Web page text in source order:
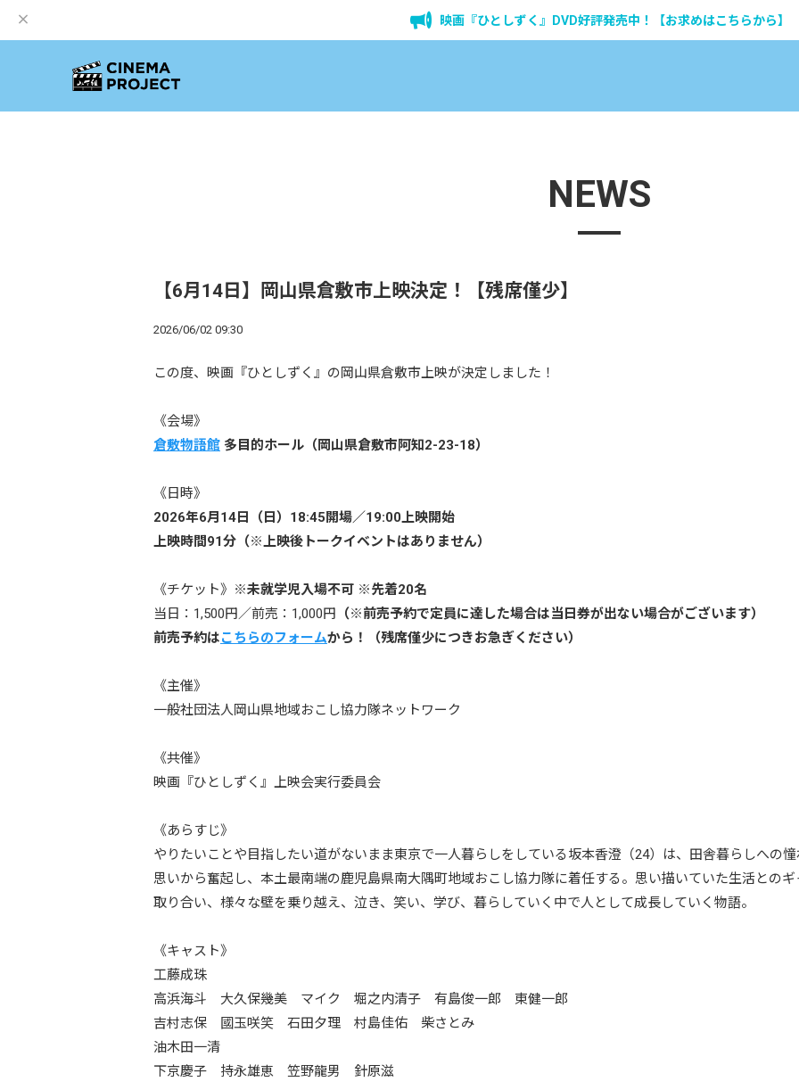
映画『ひとしずく』DVD好評発売中！【お求めはこちらから】
NEWS
【6月14日】岡山県倉敷市上映決定！【残席僅少】
2026/06/02 09:30
この度、映画『ひとしずく』の岡山県倉敷市上映が決定しました！
《会場》
倉敷物語館 多目的ホール（岡山県倉敷市阿知2-23-18）
《日時》
2026年6月14日（日） 18:45開場／19:00上映開始
上映時間91分（※上映後トークイベントはありません）
《チケット》 ※未就学児入場不可 ※先着20名
当日：1,500円／前売：1,000円 （※前売予約で定員に達した場合は当日券が出ない場合がございます）
前売予約はこちらのフォームから！（残席僅少につきお急ぎください）
《主催》
一般社団法人岡山県地域おこし協力隊ネットワーク
《共催》
映画『ひとしずく』上映会実行委員会
《あらすじ》
やりたいことや目指したい道がないまま東京で一人暮らしをしている坂本香澄（24）は、田舎暮らしへの
思いから奮起し、本土最南端の鹿児島県南大隅町地域おこし協力隊に着任する。思い描いていた生活との
取り合い、様々な壁を乗り越え、泣き、笑い、学び、暮らしていく中で人として成長していく物語。
《キャスト》
工藤成珠
高浜海斗 大久保幾美 マイク 堀之内清子 有島俊一郎 東健一郎
吉村志保 國玉咲笑 石田夕理 村島佳佑 柴さとみ
油木田一清
下京慶子 持永雄恵 笠野龍男 針原滋